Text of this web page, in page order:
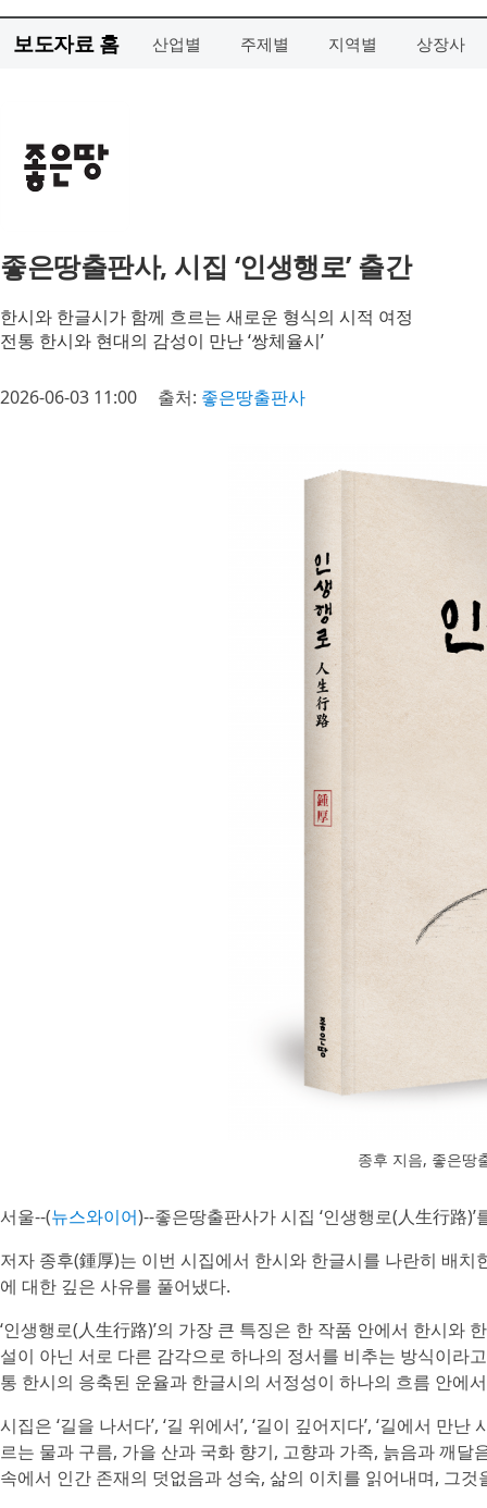
보도자료 홈 산업별 주제별 지역별 상장사
좋은땅출판사, 시집 ‘인생행로’ 출간
한시와 한글시가 함께 흐르는 새로운 형식의 시적 여정
전통 한시와 현대의 감성이 만난 ‘쌍체율시’
2026-06-03 11:00 출처: 좋은땅출판사
종후 지음, 좋은땅
서울--(뉴스와이어)-- 좋은땅출판사가 시집 ‘인생행로(人生行路)’
저자 종후(鍾厚)는 이번 시집에서 한시와 한글시를 나란히 배치
에 대한 깊은 사유를 풀어냈다.
‘인생행로(人生行路)’의 가장 큰 특징은 한 작품 안에서 한시
설이 아닌 서로 다른 감각으로 하나의 정서를 비추는 방식이라
통 한시의 응축된 운율과 한글시의 서정성이 하나의 흐름 안에
시집은 ‘길을 나서다’, ‘길 위에서’, ‘길이 깊어지다’, ‘길에서 만
르는 물과 구름, 가을 산과 국화 향기, 고향과 가족, 늙음과 깨
속에서 인간 존재의 덧없음과 성숙, 삶의 이치를 읽어내며, 그